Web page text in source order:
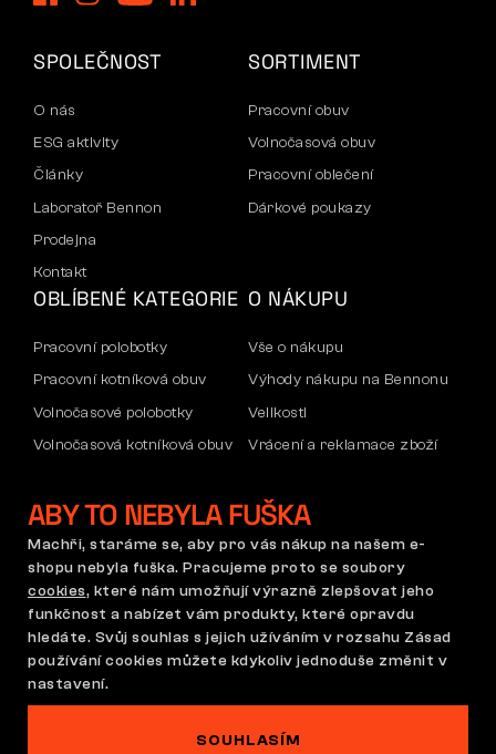
SPOLEČNOST
O nás
ESG aktivity
Články
Laboratoř Bennon
Prodejna
Kontakt
SORTIMENT
Pracovní obuv
Volnočasová obuv
Pracovní oblečení
Dárkové poukazy
OBLÍBENÉ KATEGORIE
Pracovní polobotky
Pracovní kotníková obuv
Volnočasové polobotky
Volnočasová kotníková obuv
Mikiny
O NÁKUPU
Vše o nákupu
Výhody nákupu na Bennonu
Velikosti
Vrácení a reklamace zboží
Firemní účet
Reklamace a záruka
Obchodní podmínky
Reklamační řád
Nastavení cookies
GDPR
ABY TO NEBYLA FUŠKA
Machři, staráme se, aby pro vás nákup na našem e-
shopu nebyla fuška. Pracujeme proto se soubory
cookies, které nám umožňují výrazně zlepšovat jeho
funkčnost a nabízet vám produkty, které opravdu
hledáte. Svůj souhlas s jejich užíváním v rozsahu Zásad
používání cookies můžete kdykoliv jednoduše změnit v
nastavení.
SOUHLASÍM